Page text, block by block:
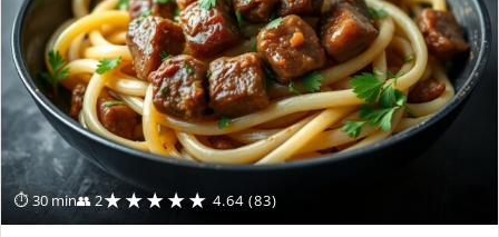
⏱ 30 min👥 2★★★★★ 4.64 (83)